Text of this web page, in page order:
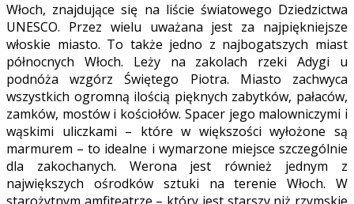
Włoch, znajdujące się na liście światowego Dziedzictwa
UNESCO. Przez wielu uważana jest za najpiękniejsze
włoskie miasto. To także jedno z najbogatszych miast
północnych Włoch. Leży na zakolach rzeki Adygi u
podnóża wzgórz Świętego Piotra. Miasto zachwyca
wszystkich ogromną ilością pięknych zabytków, pałaców,
zamków, mostów i kościołów. Spacer jego malowniczymi i
wąskimi uliczkami – które w większości wyłożone są
marmurem – to idealne i wymarzone miejsce szczególnie
dla zakochanych. Werona jest również jednym z
największych ośrodków sztuki na terenie Włoch. W
starożytnym amfiteatrze – który jest starszy niż rzymskie